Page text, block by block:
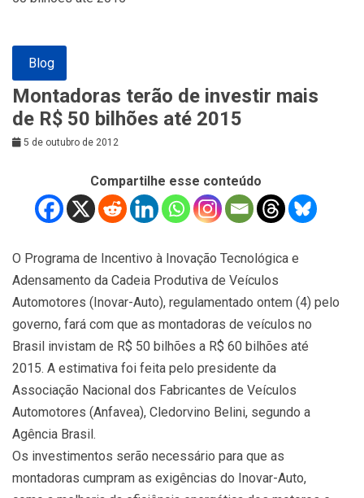
Blog
Montadoras terão de investir mais
de R$ 50 bilhões até 2015
5 de outubro de 2012
Compartilhe esse conteúdo
O Programa de Incentivo à Inovação Tecnológica e
Adensamento da Cadeia Produtiva de Veículos
Automotores (Inovar-Auto), regulamentado ontem (4) pelo
governo, fará com que as montadoras de veículos no
Brasil invistam de R$ 50 bilhões a R$ 60 bilhões até
2015. A estimativa foi feita pelo presidente da
Associação Nacional dos Fabricantes de Veículos
Automotores (Anfavea), Cledorvino Belini, segundo a
Agência Brasil.
Os investimentos serão necessário para que as
montadoras cumpram as exigências do Inovar-Auto,